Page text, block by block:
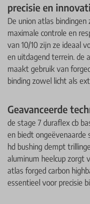
precisie en
De union atlas
maximale controle en
van 10/10 zijn ze ideaal
en uitdagend terrein. de
maakt gebruik van
binding zowel licht als
​Geavanceerde
de stage 7 duraflex cb
en biedt ongeëvenaarde
hd bushing dempt
aluminum heelcup zorgt
atlas forged carbon
essentieel voor precisie